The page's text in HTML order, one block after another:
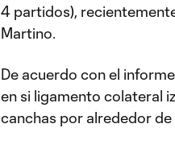
4 partidos),
Martino.
De acuerdo con el
en si ligamento colateral
canchas por alrededor de